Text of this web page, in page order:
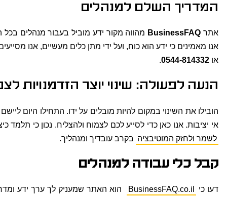
המדריך השלם למנהלים
אתר BusinessFAQ מהווה מקור ידע מוביל בעבור מנהלים
אנו מאמינים כי ידע הוא כוח, ועל ידי מתן כלים מעשיים, אנו
או 0544-814332
.
הנעה לפעולה: שינוי יוצר הזדמנויות
הובילו את השינוי במקום להיות מובלים על ידו. התחילו היום
אי יציבות. אנו כאן כדי לסייע לכם לצמוח ולהצליח. נכון כי תלמד
לשמר ולחזק המוטיבציה בקרב עובדיך ומנהליך.
קבל כלי עבודה למנהלים
דעו כי BusinessFAQ.co.il
הוא האתר שמעניק לך ערך ידע